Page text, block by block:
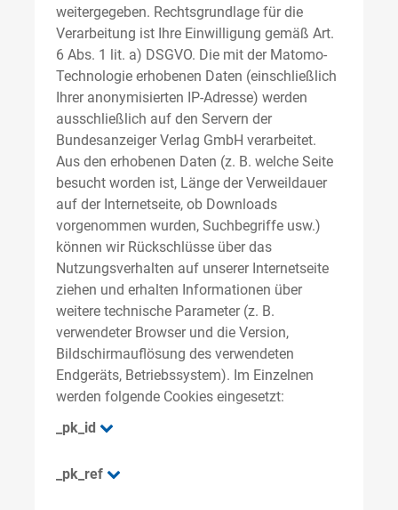
weitergegeben. Rechtsgrundlage für die
Verarbeitung ist Ihre Einwilligung gemäß Art.
6 Abs. 1 lit. a) DSGVO. Die mit der Matomo-
Technologie erhobenen Daten (einschließlich
Ihrer anonymisierten IP-Adresse) werden
ausschließlich auf den Servern der
Bundesanzeiger Verlag GmbH verarbeitet.
Aus den erhobenen Daten (z. B. welche Seite
besucht worden ist, Länge der Verweildauer
auf der Internetseite, ob Downloads
vorgenommen wurden, Suchbegriffe usw.)
können wir Rückschlüsse über das
Nutzungsverhalten auf unserer Internetseite
ziehen und erhalten Informationen über
weitere technische Parameter (z. B.
verwendeter Browser und die Version,
Bildschirmauflösung des verwendeten
Endgeräts, Betriebssystem). Im Einzelnen
werden folgende Cookies eingesetzt:
_pk_id
_pk_ref